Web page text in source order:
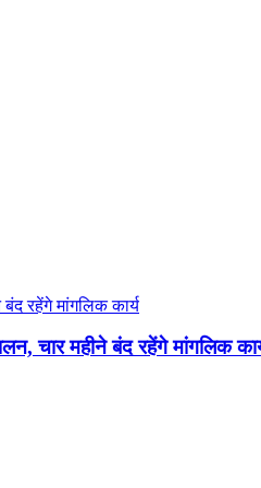
चार महीने बंद रहेंगे मांगलिक